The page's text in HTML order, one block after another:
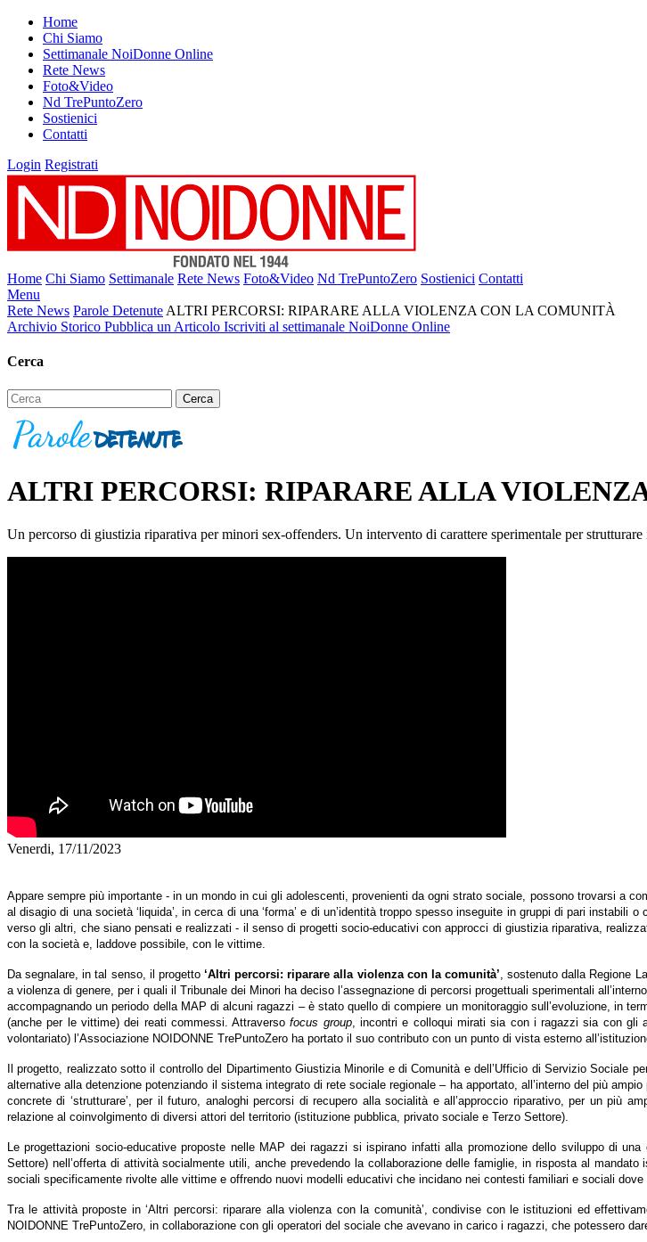
Home
Chi Siamo
Settimanale NoiDonne Online
Rete News
Foto&Video
Nd TrePuntoZero
Sostienici
Contatti
Login Registrati
Home Chi Siamo Settimanale Rete News Foto&Video Nd TrePuntoZero Sostienici Contatti
Menu
Rete News Parole Detenute ALTRI PERCORSI: RIPARARE ALLA VIOLENZA CON LA COMUNITÀ
Archivio Storico Pubblica un Articolo Iscriviti al settimanale NoiDonne Online
Cerca
ALTRI PERCORSI: RIPARARE ALLA
Un percorso di giustizia riparativa per minori sex-offenders. Un intervento di carattere sperimentale per
Venerdi, 17/11/2023
Appare sempre più importante - in un mondo in cui gli adolescenti, provenienti da ogni strato sociale, possono trovarsi a
al disagio di una società ‘liquida’, in cerca di una ‘forma’ e di un’identità troppo spesso inseguite in gruppi di pari
verso gli altri, che siano pensati e realizzati - il senso di progetti socio-educativi con approcci di giustizia riparativa,
con la società e, laddove possibile, con le vittime.
Da segnalare, in tal senso, il progetto ‘Altri percorsi: riparare alla violenza con la comunità’, sostenuto dalla Regione
a violenza di genere, per i quali il Tribunale dei Minori ha deciso l’assegnazione di percorsi progettuali sperimentali
accompagnando un periodo della MAP di alcuni ragazzi – è stato quello di compiere un monitoraggio sull’evoluzione, in
(anche per le vittime) dei reati commessi.Attraversofocus group, incontri e colloqui mirati sia con i ragazzi sia con gli
volontariato) l’Associazione NOIDONNE TrePuntoZero ha portato il suo contributo con un punto di vista esterno
Il progetto, realizzato sotto il controllo del Dipartimento Giustizia Minorile e di Comunità e dell’Ufficio di Servizio Sociale
alternative alla detenzione potenziando il sistema integrato di rete sociale regionale– ha apportato, all’interno del più
concrete di ‘strutturare’, per il futuro, analoghi percorsi di recupero alla socialità e all’approccio riparativo, per un più
relazione al coinvolgimento di diversi attori del territorio (istituzione pubblica, privato sociale e Terzo Settore).
Le progettazioni socio-educative proposte nelle MAP dei ragazzi si ispirano infatti alla promozione dello sviluppo di
Settore) nell’offerta di attività socialmente utili, anche prevedendo la collaborazione delle famiglie, in risposta al
sociali specificamente rivolte alle vittime e offrendo nuovi modelli educativi che incidano nei contesti familiari e sociali dove
Tra le attività proposte in ‘Altri percorsi: riparare alla violenza con la comunità’, condivise con le istituzioni ed
NOIDONNE TrePuntoZero, in collaborazione con gli operatori del sociale che avevano in carico i ragazzi, che potessero